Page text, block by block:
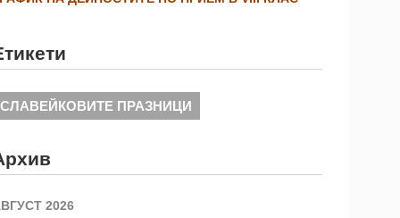
СЛАВЕЙКОВИТЕ ПРАЗНИЦИ
2026